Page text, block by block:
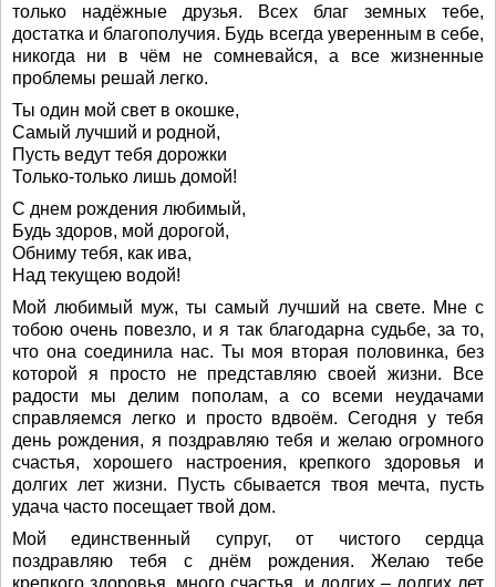
только надёжные друзья. Всех благ земных тебе,
достатка и благополучия. Будь всегда уверенным в себе,
никогда ни в чём не сомневайся, а все жизненные
проблемы решай легко.
Ты один мой свет в окошке,
Самый лучший и родной,
Пусть ведут тебя дорожки
Только-только лишь домой!
С днем рождения любимый,
Будь здоров, мой дорогой,
Обниму тебя, как ива,
Над текущею водой!
Мой любимый муж, ты самый лучший на свете. Мне с
тобою очень повезло, и я так благодарна судьбе, за то,
что она соединила нас. Ты моя вторая половинка, без
которой я просто не представляю своей жизни. Все
радости мы делим пополам, а со всеми неудачами
справляемся легко и просто вдвоём. Сегодня у тебя
день рождения, я поздравляю тебя и желаю огромного
счастья, хорошего настроения, крепкого здоровья и
долгих лет жизни. Пусть сбывается твоя мечта, пусть
удача часто посещает твой дом.
Мой единственный супруг, от чистого сердца
поздравляю тебя с днём рождения. Желаю тебе
крепкого здоровья, много счастья, и долгих – долгих лет